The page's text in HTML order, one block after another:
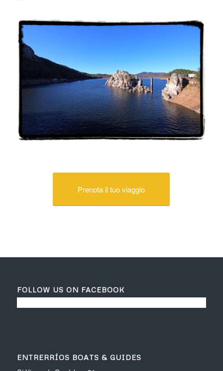
Prenota il tuo viaggio
FOLLOW US ON FACEBOOK
ENTRERRÍOS BOATS & GUIDES